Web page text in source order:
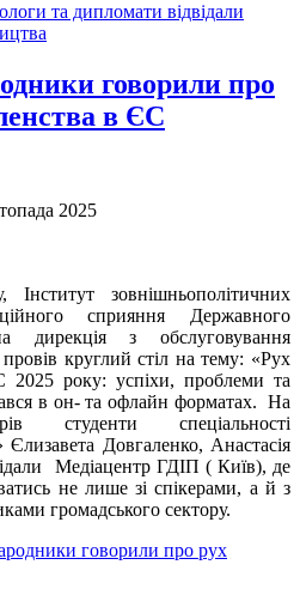
та дипломати відвідали
говорили про
в ЄС
2025
зовнішньополітичних
сприяння Державного
дирекція з обслуговування
круглий стіл на тему: «Рух
року: успіхи, проблеми та
в он- та офлайн форматах. На
студенти спеціальності
Довгаленко, Анастасія
Медіацентр ГДІП ( Київ), де
не лише зі спікерами, а й з
громадського сектору.
говорили про рух